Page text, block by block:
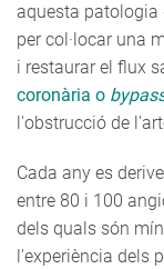
aquesta patologia
per col·locar una
i restaurar el flux
coronària o
l'obstrucció de
Cada any es
entre 80 i 100
dels quals són
l'experiència dels